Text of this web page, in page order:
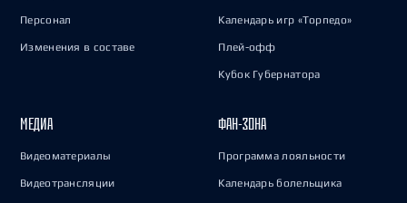
Персонал
Изменения в составе
Календарь игр «Торпедо»
Плей-офф
Кубок Губернатора
МЕДИА
Видеоматериалы
Видеотрансляции
ФАН-ЗОНА
Программа лояльности
Календарь болельщика